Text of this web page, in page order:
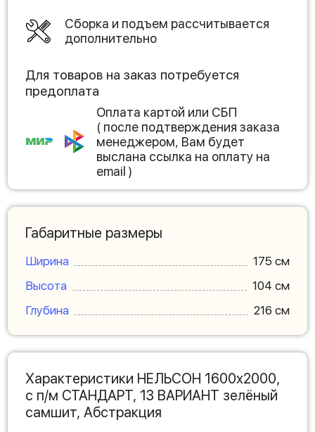
Сборка и подъем рассчитывается
дополнительно
Для товаров на заказ потребуется
предоплата
Оплата картой или СБП
( после подтверждения заказа
менеджером, Вам будет
выслана ссылка на оплату на
email )
Габаритные размеры
Ширина
175 см
Высота
104 см
Глубина
216 см
Характеристики НЕЛЬСОН 1600х2000,
с п/м СТАНДАРТ, 13 ВАРИАНТ зелёный
самшит, Абстракция